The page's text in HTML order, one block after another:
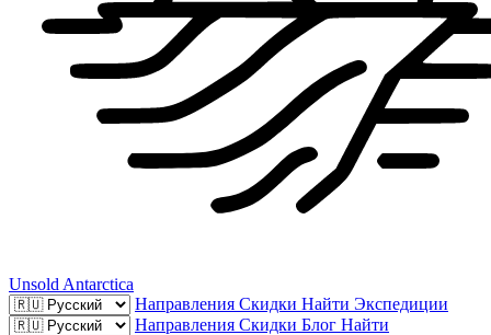
Unsold Antarctica
Направления Скидки Найти Экспедиции
Направления Скидки Блог Найти